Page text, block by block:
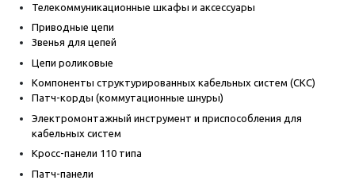
Телекоммуникационные шкафы и аксессуары
Приводные цепи
Звенья для цепей
Цепи роликовые
Компоненты структурированных кабельных систем (СКС)
Патч-корды (коммутационные шнуры)
Электромонтажный инструмент и приспособления для
кабельных систем
Кросс-панели 110 типа
Патч-панели